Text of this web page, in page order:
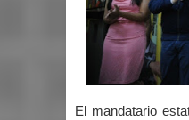
El mandatario